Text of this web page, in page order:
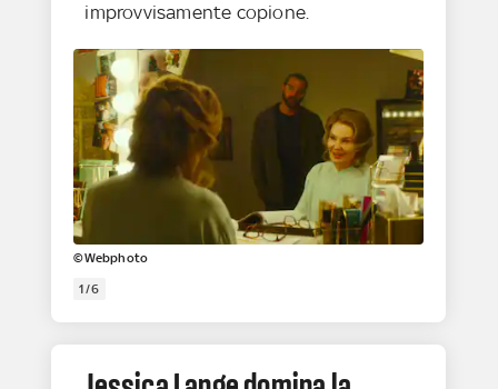
improvvisamente copione.
©Webphoto
1/6